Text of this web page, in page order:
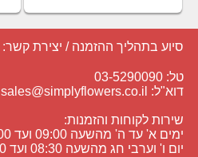
סיוע בתהליך ההזמנה / יצירת קשר:
טל: 03-5290090
דוא"ל: sales@simplyflowers.co.il
שירות לקוחות והזמנות:
ימים א' עד ה' מהשעה 09:00 ועד 18:00
יום ו' וערבי חג מהשעה 08:30 ועד 15:00